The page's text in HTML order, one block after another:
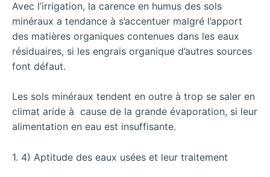
Avec l’irrigation, la carence en humus des sols
minéraux a tendance à s’accentuer malgré l’apport
des matières organiques contenues dans les eaux
résiduaires, si les engrais organique d’autres sources
font défaut.
Les sols minéraux tendent en outre à trop se saler en
climat aride à cause de la grande évaporation, si leur
alimentation en eau est insuffisante.
1. 4) Aptitude des eaux usées et leur traitement